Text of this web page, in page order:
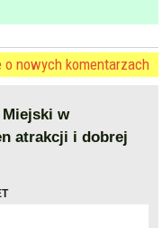
nowych komentarzach
Miejski w
atrakcji i dobrej